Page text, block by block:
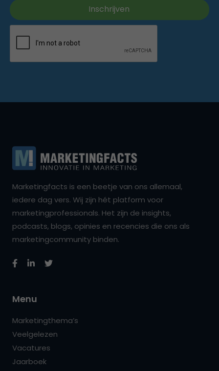
Marketingfacts is een beetje van ons allemaal,
iedere dag vers. Wij zijn hét platform voor
marketingprofessionals. Het zijn de insights,
podcasts, blogs, opinies en recencies die ons als
marketingcommunity binden.
Menu
Marketingthema’s
Veelgelezen
Vacatures
Jaarboek